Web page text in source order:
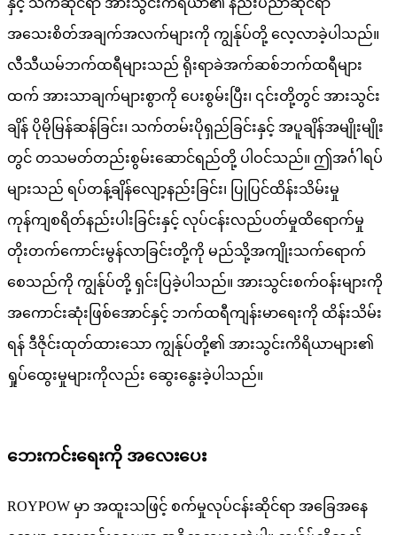
နှင့် သက်ဆိုင်ရာ အားသွင်းကိရိယာ၏ နည်းပညာဆိုင်ရာ
အသေးစိတ်အချက်အလက်များကို ကျွန်ုပ်တို့ လေ့လာခဲ့ပါသည်။
လီသီယမ်ဘက်ထရီများသည် ရိုးရာခဲအက်ဆစ်ဘက်ထရီများ
ထက် အားသာချက်များစွာကို ပေးစွမ်းပြီး၊ ၎င်းတို့တွင် အားသွင်း
ချိန် ပိုမိုမြန်ဆန်ခြင်း၊ သက်တမ်းပိုရှည်ခြင်းနှင့် အပူချိန်အမျိုးမျိုး
တွင် တသမတ်တည်းစွမ်းဆောင်ရည်တို့ ပါဝင်သည်။ ဤအင်္ဂါရပ်
များသည် ရပ်တန့်ချိန်လျော့နည်းခြင်း၊ ပြုပြင်ထိန်းသိမ်းမှု
ကုန်ကျစရိတ်နည်းပါးခြင်းနှင့် လုပ်ငန်းလည်ပတ်မှုထိရောက်မှု
တိုးတက်ကောင်းမွန်လာခြင်းတို့ကို မည်သို့အကျိုးသက်ရောက်
စေသည်ကို ကျွန်ုပ်တို့ ရှင်းပြခဲ့ပါသည်။ အားသွင်းစက်ဝန်းများကို
အကောင်းဆုံးဖြစ်အောင်နှင့် ဘက်ထရီကျန်းမာရေးကို ထိန်းသိမ်း
ရန် ဒီဇိုင်းထုတ်ထားသော ကျွန်ုပ်တို့၏ အားသွင်းကိရိယာများ၏
ရှုပ်ထွေးမှုများကိုလည်း ဆွေးနွေးခဲ့ပါသည်။
ဘေးကင်းရေးကို အလေးပေး
ROYPOW မှာ အထူးသဖြင့် စက်မှုလုပ်ငန်းဆိုင်ရာ အခြေအနေ